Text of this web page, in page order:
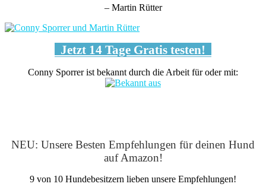
– Martin Rütter
Jetzt 14 Tage Gratis testen!
Conny Sporrer ist bekannt durch die Arbeit für oder mit:
NEU: Unsere Besten Empfehlungen für deinen Hund
auf Amazon!
9 von 10 Hundebesitzern lieben unsere Empfehlungen!